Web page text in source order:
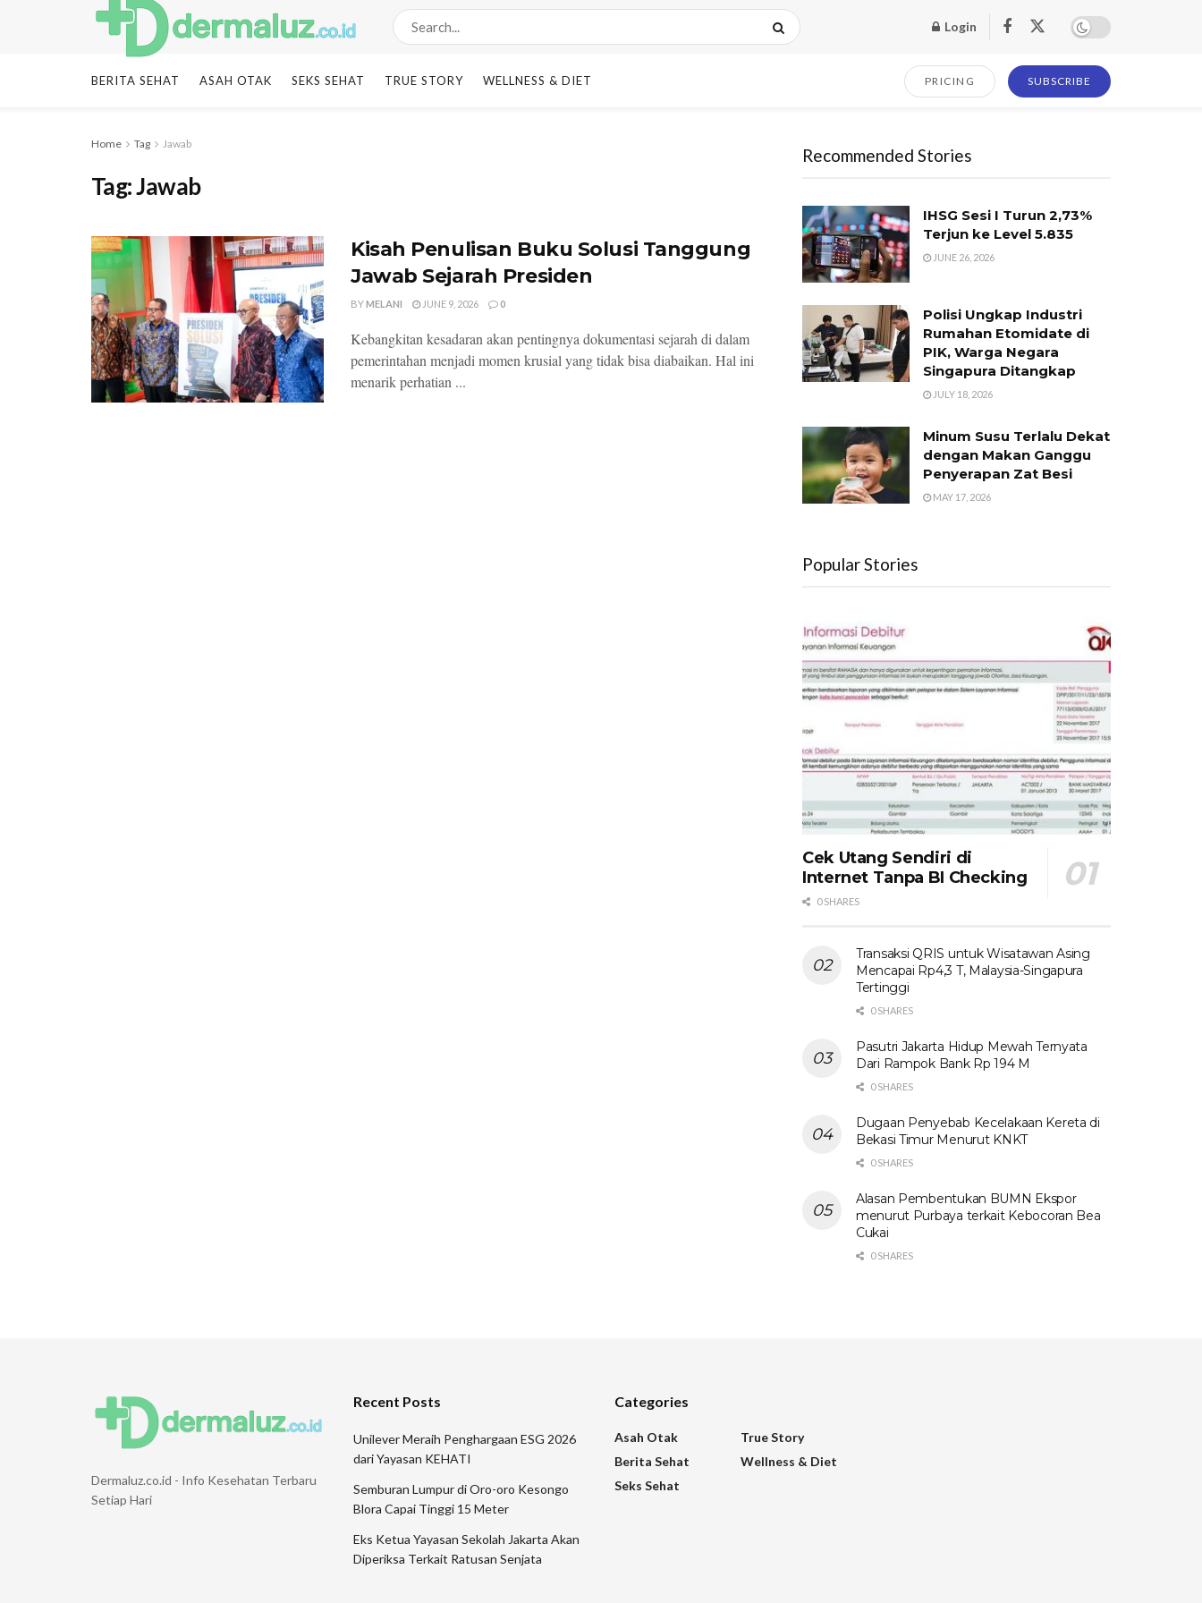
Login
BERITA SEHAT ASAH OTAK SEKS SEHAT TRUE STORY WELLNESS & DIET PRICING SUBSCRIBE
Home Tag Jawab
Tag:Jawab
Kisah Penulisan Buku Solusi Tanggung
Jawab Sejarah Presiden
BYMELANI JUNE 9, 2026 0
Kebangkitan kesadaran akan pentingnya dokumentasi sejarah di dalam
pemerintahan menjadi momen krusial yang tidak bisa diabaikan. Hal ini
menarik perhatian ...
Recommended Stories
IHSG Sesi I Turun 2,73%
Terjun ke Level 5.835
JUNE 26, 2026
Polisi Ungkap Industri
Rumahan Etomidate di
PIK, Warga Negara
Singapura Ditangkap
JULY 18, 2026
Minum Susu Terlalu Dekat
dengan Makan Ganggu
Penyerapan Zat Besi
MAY 17, 2026
Popular Stories
Cek Utang Sendiri di
Internet Tanpa BI Checking
0 SHARES
Transaksi QRIS untuk Wisatawan Asing
Mencapai Rp4,3 T, Malaysia-Singapura
Tertinggi
0 SHARES
Pasutri Jakarta Hidup Mewah Ternyata
Dari Rampok Bank Rp 194 M
0 SHARES
Dugaan Penyebab Kecelakaan Kereta di
Bekasi Timur Menurut KNKT
0 SHARES
Alasan Pembentukan BUMN Ekspor
menurut Purbaya terkait Kebocoran Bea
Cukai
0 SHARES
Dermaluz.co.id - Info Kesehatan Terbaru
Setiap Hari
Recent Posts
Unilever Meraih Penghargaan ESG 2026
dari Yayasan KEHATI
Semburan Lumpur di Oro-oro Kesongo
Blora Capai Tinggi 15 Meter
Eks Ketua Yayasan Sekolah Jakarta Akan
Diperiksa Terkait Ratusan Senjata
Categories
Asah Otak
Berita Sehat
Seks Sehat
True Story
Wellness & Diet